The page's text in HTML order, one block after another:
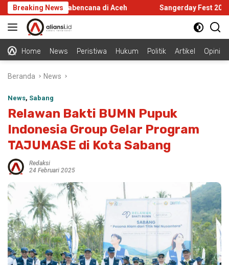
Langsung
ke
konten
Breaking News
Pascabencana di Aceh Sangerday Fest 2026
Home News Peristiwa Hukum Politik Artikel Opini
Beranda News
News, Sabang
Relawan Bakti BUMN Pupuk
Indonesia Group Gelar Program
TAJUMASE di Kota Sabang
Redaksi
24 Februari 2025